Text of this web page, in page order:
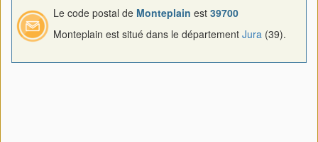
Le code postal de Monteplain est 39700
Monteplain est situé dans le département Jura (39).